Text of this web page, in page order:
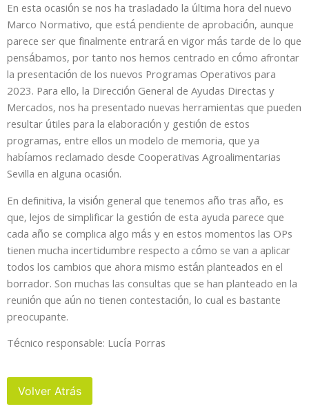
En esta ocasión se nos ha trasladado la última hora del nuevo
Marco Normativo, que está pendiente de aprobación, aunque
parece ser que finalmente entrará en vigor más tarde de lo que
pensábamos, por tanto nos hemos centrado en cómo afrontar
la presentación de los nuevos Programas Operativos para
2023. Para ello, la Dirección General de Ayudas Directas y
Mercados, nos ha presentado nuevas herramientas que pueden
resultar útiles para la elaboración y gestión de estos
programas, entre ellos un modelo de memoria, que ya
habíamos reclamado desde Cooperativas Agroalimentarias
Sevilla en alguna ocasión.
En definitiva, la visión general que tenemos año tras año, es
que, lejos de simplificar la gestión de esta ayuda parece que
cada año se complica algo más y en estos momentos las OPs
tienen mucha incertidumbre respecto a cómo se van a aplicar
todos los cambios que ahora mismo están planteados en el
borrador. Son muchas las consultas que se han planteado en la
reunión que aún no tienen contestación, lo cual es bastante
preocupante.
Técnico responsable: Lucía Porras